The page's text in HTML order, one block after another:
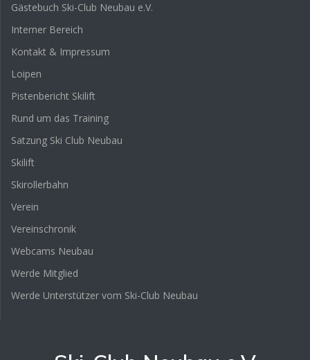
Gästebuch Ski-Club Neubau e.V.
Interner Bereich
Kontakt & Impressum
Loipen
Pistenbericht Skilift
Rund um das Training
Satzung Ski Club Neubau
Skilift
Skirollerbahn
Verein
Vereinschronik
Webcams Neubau
Werde Mitglied
Werde Unterstützer vom Ski-Club Neubau